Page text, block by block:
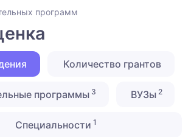
программ
Количество грантов
программы 3 ВУЗы2
Специальности 1